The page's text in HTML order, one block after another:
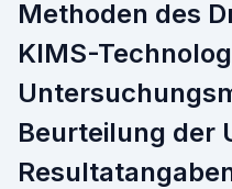
Methoden des
KIMS-
Beurteilung der